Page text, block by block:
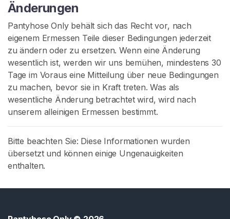
Änderungen
Pantyhose Only behält sich das Recht vor, nach
eigenem Ermessen Teile dieser Bedingungen jederzeit
zu ändern oder zu ersetzen. Wenn eine Änderung
wesentlich ist, werden wir uns bemühen, mindestens 30
Tage im Voraus eine Mitteilung über neue Bedingungen
zu machen, bevor sie in Kraft treten. Was als
wesentliche Änderung betrachtet wird, wird nach
unserem alleinigen Ermessen bestimmt.
Bitte beachten Sie: Diese Informationen wurden
übersetzt und können einige Ungenauigkeiten
enthalten.